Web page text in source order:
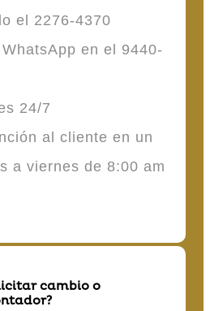
el 2276-4370
en el 9440-
24/7
al cliente en un
a viernes de 8:00 am
cambio o